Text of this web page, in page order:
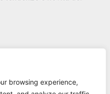
browsing experience,